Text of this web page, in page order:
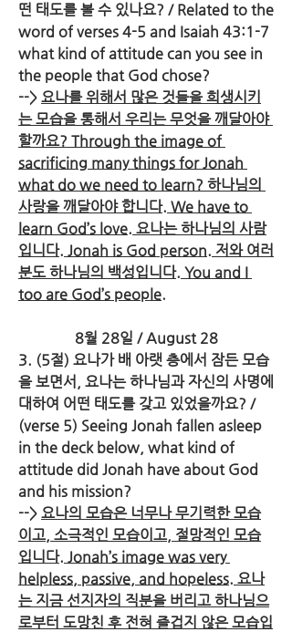
떤 태도를 볼 수 있나요? / Related to the
word of verses 4-5 and Isaiah 43:1-7
what kind of attitude can you see in
the people that God chose?
--> 요나를 위해서 많은 것들을 희생시키
는 모습을 통해서 우리는 무엇을 깨달아야
할까요? Through the image of
sacrificing many things for Jonah
what do we need to learn? 하나님의
사랑을 깨달아야 합니다. We have to
learn God’s love. 요나는 하나님의 사람
입니다. Jonah is God person. 저와 여러
분도 하나님의 백성입니다. You and I
too are God’s people.
8월 28일 / August 28
3. (5절) 요나가 배 아랫 층에서 잠든 모습
을 보면서, 요나는 하나님과 자신의 사명에
대하여 어떤 태도를 갖고 있었을까요? /
(verse 5) Seeing Jonah fallen asleep
in the deck below, what kind of
attitude did Jonah have about God
and his mission?
--> 요나의 모습은 너무나 무기력한 모습
이고, 소극적인 모습이고, 절망적인 모습
입니다. Jonah’s image was very
helpless, passive, and hopeless. 요나
는 지금 선지자의 직분을 버리고 하나님으
로부터 도망친 후 전혀 즐겁지 않은 모습입